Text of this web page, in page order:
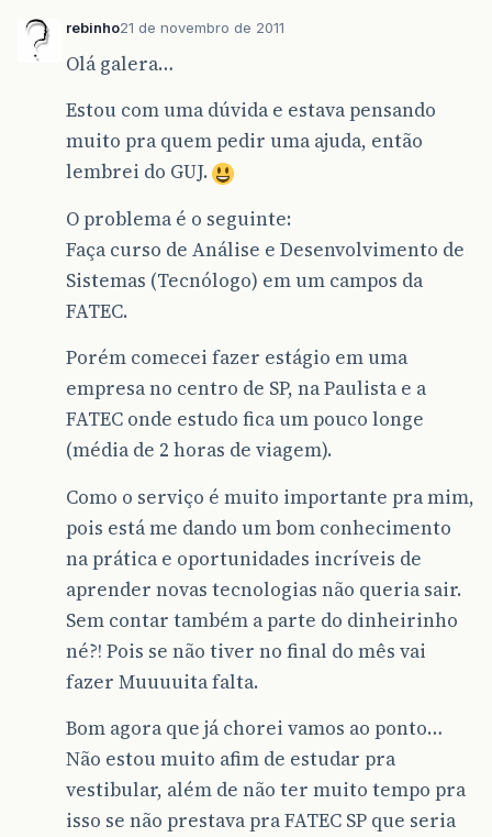
rebinho21 de novembro de 2011
Olá galera…
Estou com uma dúvida e estava pensando
muito pra quem pedir uma ajuda, então
lembrei do GUJ.
O problema é o seguinte:
Faça curso de Análise e Desenvolvimento de
Sistemas (Tecnólogo) em um campos da
FATEC.
Porém comecei fazer estágio em uma
empresa no centro de SP, na Paulista e a
FATEC onde estudo fica um pouco longe
(média de 2 horas de viagem).
Como o serviço é muito importante pra mim,
pois está me dando um bom conhecimento
na prática e oportunidades incríveis de
aprender novas tecnologias não queria sair.
Sem contar também a parte do dinheirinho
né?! Pois se não tiver no final do mês vai
fazer Muuuuita falta.
Bom agora que já chorei vamos ao ponto…
Não estou muito afim de estudar pra
vestibular, além de não ter muito tempo pra
isso se não prestava pra FATEC SP que seria